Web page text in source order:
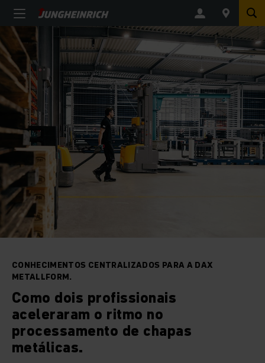
CONHECIMENTOS CENTRALIZADOS PARA A DAX
METALLFORM.
Como dois profissionais
aceleraram o ritmo no
processamento de chapas
metálicas.